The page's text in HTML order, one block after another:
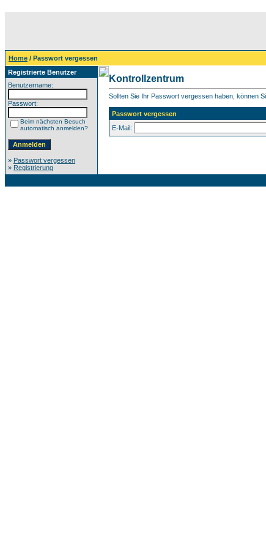
Home / Passwort vergessen
Registrierte Benutzer
Benutzername:
Passwort:
Beim nächsten Besuch
automatisch anmelden?
» Passwort vergessen
» Registrierung
Kontrollzentrum
Sollten Sie Ihr Passwort vergessen haben, können
Passwort vergessen
E-Mail: